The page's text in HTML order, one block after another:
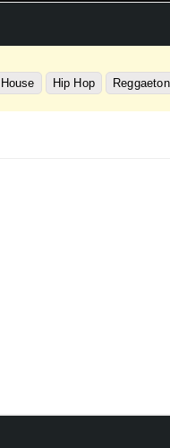
House Hip Hop Reggaeton